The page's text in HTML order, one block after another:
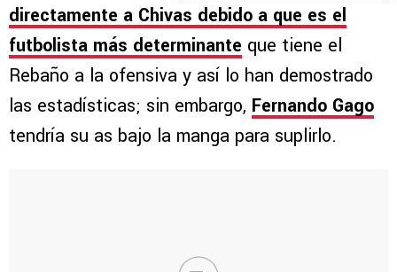
directamente a Chivas debido a que es el
futbolista más determinante que tiene el
Rebaño a la ofensiva y así lo han demostrado
las estadísticas; sin embargo, Fernando Gago
tendría su as bajo la manga para suplirlo.